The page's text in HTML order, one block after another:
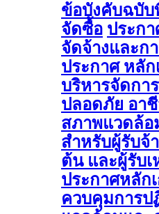
ข้อบังคับฉบับ
จัดซื้อ ประก
จัดจ้างและก
ประกาศ หลั
บริหารจัดกา
ปลอดภัย อา
สภาพแวดล้อ
สำหรับผู้รับจ้
ต้น และผู้รับเ
ประกาศหลัก
ควบคุมการป